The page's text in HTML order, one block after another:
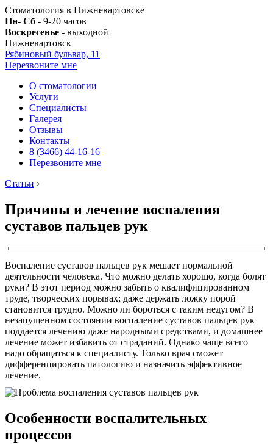
Стоматология в Нижневартовске
Пн- Сб - 9-20 часов
Воскресенье - выходной
Нижневартовск
Рябиновый бульвар, 11
Перезвоните мне
О стоматологии
Услуги
Специалисты
Галерея
Отзывы
Контакты
8 (3466) 44-16-16
Перезвоните мне
Статьи ›
Причины и лечение воспаления
суставов пальцев рук
Воспаление суставов пальцев рук мешает нормальной
деятельности человека. Что можно делать хорошо, когда болят
руки? В этот период можно забыть о квалифицированном
труде, творческих порывах; даже держать ложку порой
становится трудно. Можно ли бороться с таким недугом? В
незапущенном состоянии воспаление суставов пальцев рук
поддается лечению даже народными средствами, и домашнее
лечение может избавить от страданий. Однако чаще всего
надо обращаться к специалисту. Только врач сможет
дифференцировать патологию и назначить эффективное
лечение.
Особенности воспалительных
процессов